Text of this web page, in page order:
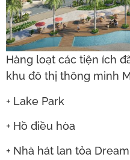
Hàng loạt các tiện ích
khu đô thị thông minh
+ Lake Park
+ Hồ điều hòa
+ Nhà hát lan tỏa